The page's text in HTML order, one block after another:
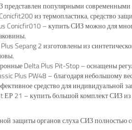
популярными современными
из термопластика, средство
– купить СИЗ можно для
Sepang 2 изготовлены из
Delta Plus Pit-Stop – оснащены
Plus PW48 – благодаря небольшому
средство для индивидуальной
21 – купить большой комплект СИЗ
защиты органов слуха СИЗ полностью